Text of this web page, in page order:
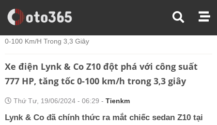
Trang Chủ
Xe Điện
0-100 Km/h Trong 3,3 Giây
Xe điện Lynk & Co Z10 đột phá với công suất
777 HP, tăng tốc 0-100 km/h trong 3,3 giây
Thứ Tư, 19/06/2024 - 06:29 - Tienkm
Lynk & Co đã chính thức ra mắt chiếc sedan Z10 tại